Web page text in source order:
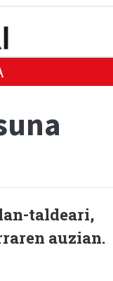
taldeari,
auzian.